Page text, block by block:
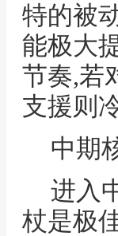
特的被
能极大
节奏,若
支援则
中期
进入
杖是极